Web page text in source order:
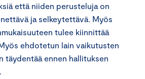
että niiden perusteluja on
ja selkeytettävä. Myös
tulee kiinnittää
ehdotetun lain vaikutusten
täydentää ennen hallituksen